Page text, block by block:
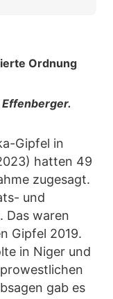
Ordnung
Gipfel in
hatten 49
zugesagt.
und
Das waren
Gipfel 2019.
in Niger und
gab es